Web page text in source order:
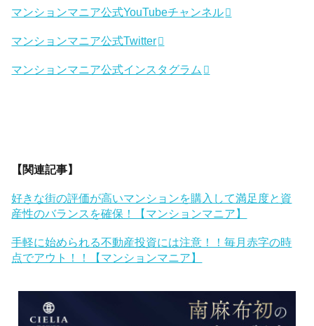
マンションマニア公式YouTubeチャンネル
マンションマニア公式Twitter
マンションマニア公式インスタグラム
【関連記事】
好きな街の評価が高いマンションを購入して満足度と資
産性のバランスを確保！【マンションマニア】
手軽に始められる不動産投資には注意！！毎月赤字の時
点でアウト！！【マンションマニア】